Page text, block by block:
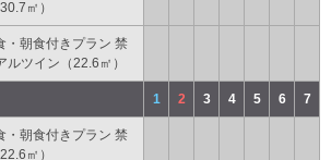
㎡）
・朝食付きプラン 禁
ツイン（22.6㎡）
1 2 3 4 5 6 7
・朝食付きプラン 禁
㎡）